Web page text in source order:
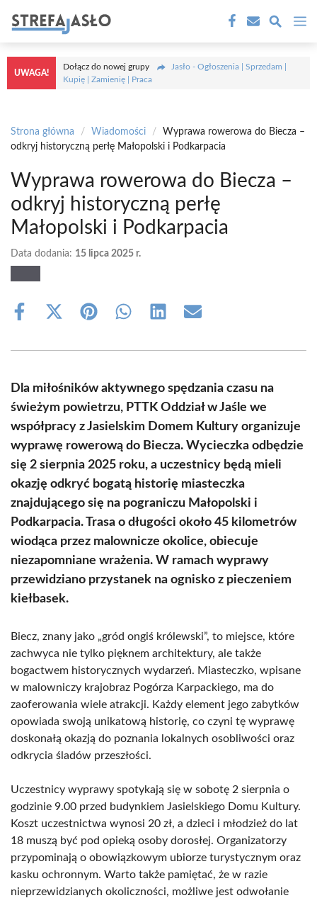
treści
UWAGA!
Dołącz do nowej grupy
Jasło - Ogłoszenia | Sprzedam |
Kupię | Zamienię | Praca
Strona główna / Wiadomości /
Wyprawa rowerowa do Biecza –
odkryj historyczną perłę Małopolski i Podkarpacia
Wyprawa rowerowa do Biecza –
odkryj historyczną perłę
Małopolski i Podkarpacia
Data dodania: 15 lipca 2025 r.
Share
Share
(Twitter)
Share Share Share Share
Dla miłośników aktywnego spędzania czasu na
świeżym powietrzu, PTTK Oddział w Jaśle we
współpracy z Jasielskim Domem Kultury organizuje
wyprawę rowerową do Biecza. Wycieczka odbędzie
się 2 sierpnia 2025 roku, a uczestnicy będą mieli
okazję odkryć bogatą historię miasteczka
znajdującego się na pograniczu Małopolski i
Podkarpacia. Trasa o długości około 45 kilometrów
wiodąca przez malownicze okolice, obiecuje
niezapomniane wrażenia. W ramach wyprawy
przewidziano przystanek na ognisko z pieczeniem
kiełbasek.
Biecz, znany jako „gród ongiś królewski”, to miejsce, które
zachwyca nie tylko pięknem architektury, ale także
bogactwem historycznych wydarzeń. Miasteczko, wpisane
w malowniczy krajobraz Pogórza Karpackiego, ma do
zaoferowania wiele atrakcji. Każdy element jego zabytków
opowiada swoją unikatową historię, co czyni tę wyprawę
doskonałą okazją do poznania lokalnych osobliwości oraz
odkrycia śladów przeszłości.
Uczestnicy wyprawy spotykają się w sobotę 2 sierpnia o
godzinie 9.00 przed budynkiem Jasielskiego Domu Kultury.
Koszt uczestnictwa wynosi 20 zł, a dzieci i młodzież do lat
18 muszą być pod opieką osoby dorosłej. Organizatorzy
przypominają o obowiązkowym ubiorze turystycznym oraz
kasku ochronnym. Warto także pamiętać, że w razie
nieprzewidzianych okoliczności, możliwe jest odwołanie